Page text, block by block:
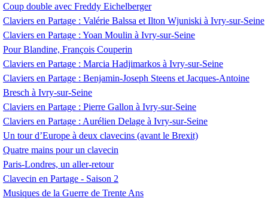
Coup double avec Freddy Eichelberger
Claviers en Partage : Valérie Balssa et Ilton Wjuniski à Ivry-sur-Seine
Claviers en Partage : Yoan Moulin à Ivry-sur-Seine
Pour Blandine, François Couperin
Claviers en Partage : Marcia Hadjimarkos à Ivry-sur-Seine
Claviers en Partage : Benjamin-Joseph Steens et Jacques-Antoine
Bresch à Ivry-sur-Seine
Claviers en Partage : Pierre Gallon à Ivry-sur-Seine
Claviers en Partage : Aurélien Delage à Ivry-sur-Seine
Un tour d’Europe à deux clavecins (avant le Brexit)
Quatre mains pour un clavecin
Paris-Londres, un aller-retour
Clavecin en Partage - Saison 2
Musiques de la Guerre de Trente Ans